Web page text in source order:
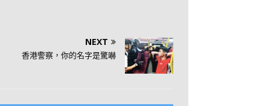
NEXT
香港警察，你的名字是驚嚇